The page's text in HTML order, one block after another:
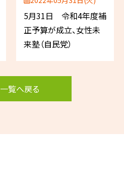
5月31日 令和4年度補
正予算が成立、女性未
来塾（自民党）
一覧へ戻る